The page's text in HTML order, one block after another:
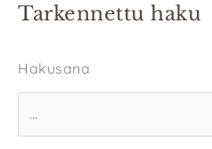
Tarkennettu haku
Hakusana